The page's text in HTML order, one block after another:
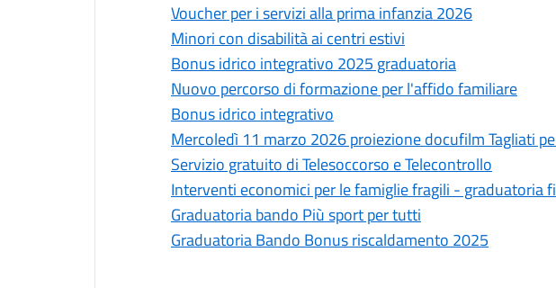
Voucher per i servizi alla prima infanzia 2026
Minori con disabilità ai centri estivi
Bonus idrico integrativo 2025 graduatoria
Nuovo percorso di formazione per l'affido familiare
Bonus idrico integrativo
Mercoledì 11 marzo 2026 proiezione docufilm Tagliati
Servizio gratuito di Telesoccorso e Telecontrollo
Interventi economici per le famiglie fragili - graduatoria
Graduatoria bando Più sport per tutti
Graduatoria Bando Bonus riscaldamento 2025